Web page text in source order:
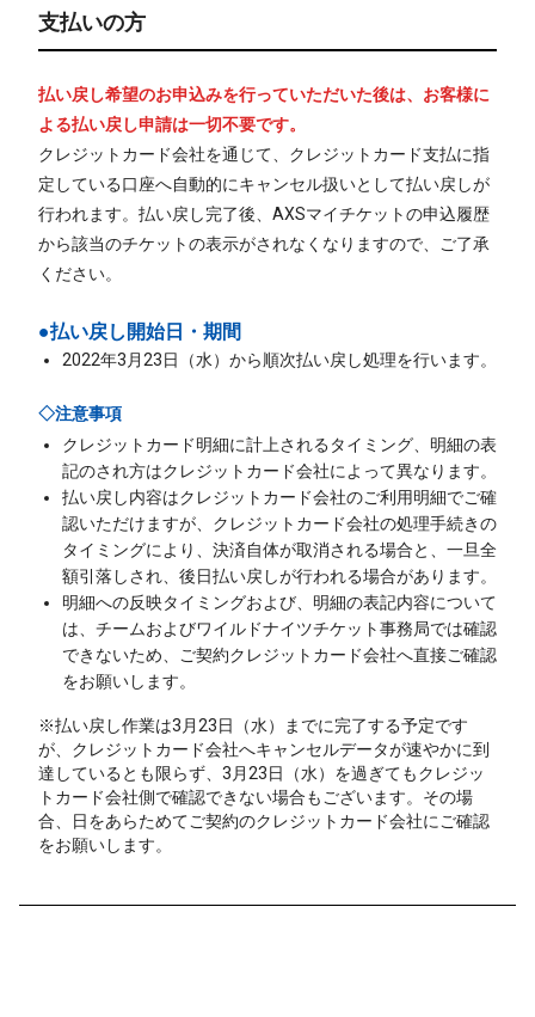
支払いの方
払い戻し希望のお申込みを行っていただいた後は、お客様に
よる払い戻し申請は一切不要です。
クレジットカード会社を通じて、クレジットカード支払に指
定している口座へ自動的にキャンセル扱いとして払い戻しが
行われます。払い戻し完了後、AXSマイチケットの申込履歴
から該当のチケットの表示がされなくなりますので、ご了承
ください。
●払い戻し開始日・期間
2022年3月23日（水）から順次払い戻し処理を行います。
◇注意事項
クレジットカード明細に計上されるタイミング、明細の表
記のされ方はクレジットカード会社によって異なります。
払い戻し内容はクレジットカード会社のご利用明細でご確
認いただけますが、クレジットカード会社の処理手続きの
タイミングにより、決済自体が取消される場合と、一旦全
額引落しされ、後日払い戻しが行われる場合があります。
明細への反映タイミングおよび、明細の表記内容について
は、チームおよびワイルドナイツチケット事務局では確認
できないため、ご契約クレジットカード会社へ直接ご確認
をお願いします。
※払い戻し作業は3月23日（水）までに完了する予定です
が、クレジットカード会社へキャンセルデータが速やかに到
達しているとも限らず、3月23日（水）を過ぎてもクレジッ
トカード会社側で確認できない場合もございます。その場
合、日をあらためてご契約のクレジットカード会社にご確認
をお願いします。